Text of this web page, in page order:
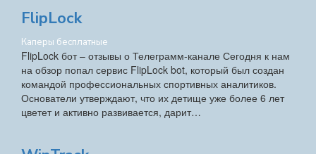
FlipLock
Каперы бесплатные
FlipLock бот – отзывы о Телеграмм-канале Сегодня к нам
на обзор попал сервис FlipLock bot, который был создан
командой профессиональных спортивных аналитиков.
Основатели утверждают, что их детище уже более 6 лет
цветет и активно развивается, дарит…